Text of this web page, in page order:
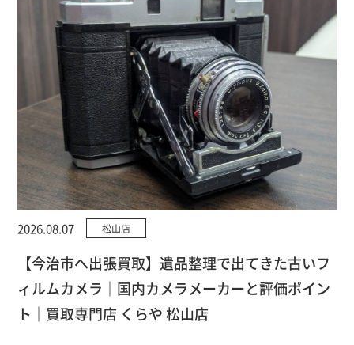
2026.08.07 松山店
【今治市へ出張買取】遺品整理で出てきた古いフ
ィルムカメラ｜国内カメラメーカーと評価ポイン
ト｜買取専門店 くらや 松山店